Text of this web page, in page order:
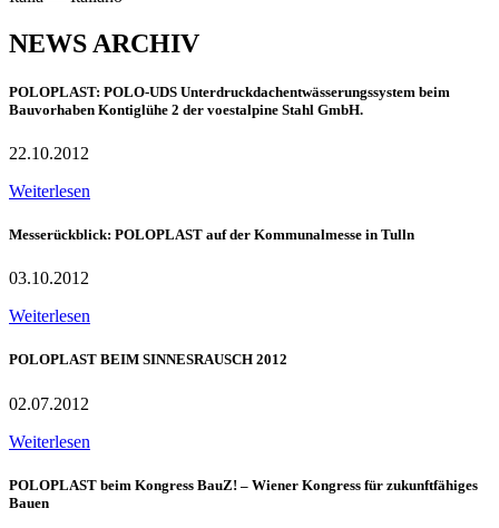
NEWS ARCHIV
POLOPLAST: POLO-UDS Unterdruckdachentwässerungssystem beim
Bauvorhaben Kontiglühe 2 der voestalpine Stahl GmbH.
22.10.2012
Weiterlesen
Messerückblick: POLOPLAST auf der Kommunalmesse in Tulln
03.10.2012
Weiterlesen
POLOPLAST BEIM SINNESRAUSCH 2012
02.07.2012
Weiterlesen
POLOPLAST beim Kongress BauZ! – Wiener Kongress für zukunftfähiges
Bauen